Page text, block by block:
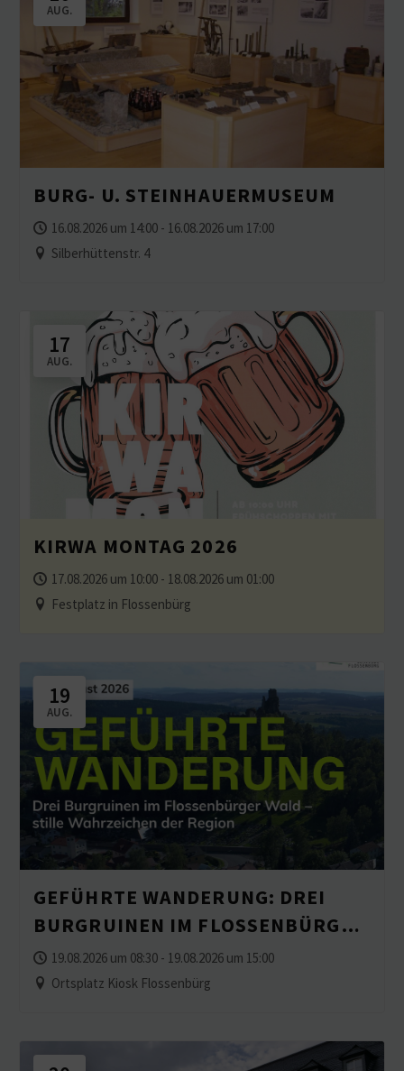
AUG.
BURG- U. STEINHAUERMUSEUM
16.08.2026 um 14:00 - 16.08.2026 um 17:00
Silberhüttenstr. 4
17
AUG.
KIRWA MONTAG 2026
17.08.2026 um 10:00 - 18.08.2026 um 01:00
Festplatz in Flossenbürg
19
AUG.
GEFÜHRTE WANDERUNG: DREI
BURGRUINEN IM FLOSSEN­BÜRGER
WALD – STILLE WAHRZEICHEN DER
REGION
19.08.2026 um 08:30 - 19.08.2026 um 15:00
Ortsplatz Kiosk Flossenbürg